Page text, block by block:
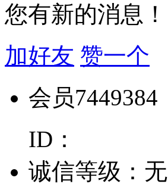
您有新的消息！
加好友 赞一个
会员7449384
ID：
诚信等级： 无